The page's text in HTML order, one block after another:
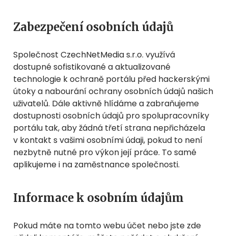
Zabezpečení osobních údajů
Společnost CzechNetMedia s.r.o. využívá
dostupné sofistikované a aktualizované
technologie k ochraně portálu před hackerskými
útoky a nabourání ochrany osobních údajů našich
uživatelů. Dále aktivně hlídáme a zabraňujeme
dostupnosti osobních údajů pro spolupracovníky
portálu tak, aby žádná třetí strana nepřicházela
v kontakt s vašimi osobními údaji, pokud to není
nezbytně nutné pro výkon její práce. To samé
aplikujeme i na zaměstnance společnosti.
Informace k osobním údajům
Pokud máte na tomto webu účet nebo jste zde